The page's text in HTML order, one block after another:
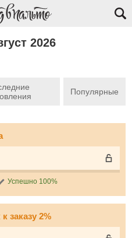
2026
Популярные
Успешно 100%
заказу 2%